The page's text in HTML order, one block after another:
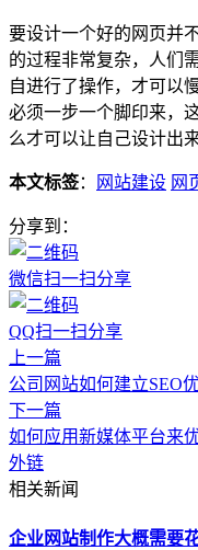
要设计一个好的网页并
的过程非常复杂，人们
自进行了操作，才可以
必须一步一个脚印来，
么才可以让自己设计出
本文标签： 网站建设 网
分享到：
微信扫一扫分享
QQ扫一扫分享
上一篇
公司网站如何建立SEO
下一篇
如何应用新媒体平台来
外链
相关新闻
企业网站制作大概需要